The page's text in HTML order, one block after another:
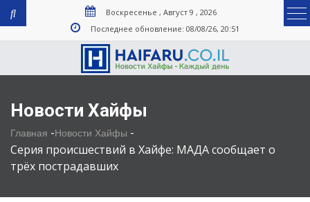
Воскресенье , Август 9 , 2026
Последнее обновление: 08/08/26, 20:51
Новости Хайфы
Главная -Новости Хайфы -
Серия происшествий в Хайфе: МАДА сообщает о
трёх пострадавших